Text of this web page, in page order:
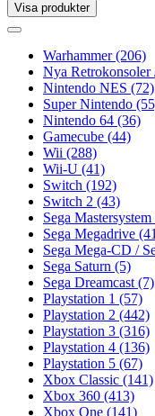
Visa produkter
Toggle
Toggle
navigationWarhammer(206)
Nya Retrokonsoler
Nintendo NES (72)
Super Nintendo
Nintendo 64 (36)
Gamecube (44)
Wii (288)
Wii-U (41)
Switch (192)
Switch 2 (43)
Sega Mastersystem
Sega Megadrive
Sega Mega-CD /
Sega Saturn (5)
Sega Dreamcast (7)
Playstation 1 (57)
Playstation 2 (442)
Playstation 3 (316)
Playstation 4 (136)
Playstation 5 (67)
Xbox Classic (141)
Xbox 360 (413)
Xbox One (141)